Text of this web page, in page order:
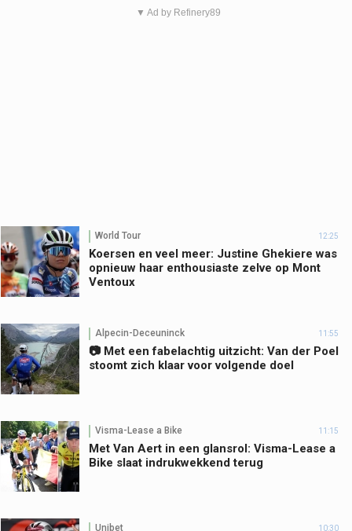
▼ Ad by Refinery89
World Tour 12:25
Koersen en veel meer: Justine Ghekiere was
opnieuw haar enthousiaste zelve op Mont
Ventoux
Alpecin-Deceuninck 11:55
📷 Met een fabelachtig uitzicht: Van der Poel
stoomt zich klaar voor volgende doel
Visma-Lease a Bike 11:15
Met Van Aert in een glansrol: Visma-Lease a
Bike slaat indrukwekkend terug
Unibet 10:30